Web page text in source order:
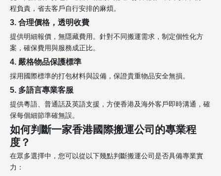
程負責，省去客戶自行安排的麻煩。
3. 合理價格，透明收費
提供明細報價，無隱藏費用。針對不同搬運需求，制定個性化方
案，確保費用與服務成正比。
4. 嚴格物品保護標準
採用國際標準的打包材料與設備，保證貴重物品安全無損。
5. 多語言專業客服
提供粵語、普通話及英語支援，方便香港及海外客戶即時溝通，確
保每個細節準確無誤。
如何判斷一家香港國際搬運公司的專業程
度？
在眾多選擇中，您可以從以下幾點判斷搬運公司是否具備專業實
力：